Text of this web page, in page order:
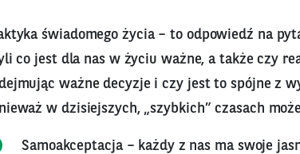
świadomego życia – to odpowiedź na
co jest dla nas w życiu ważne, a także czy
ważne decyzje i czy jest to spójne z
w dzisiejszych, „szybkich” czasach
Samoakceptacja – każdy z nas ma swoje